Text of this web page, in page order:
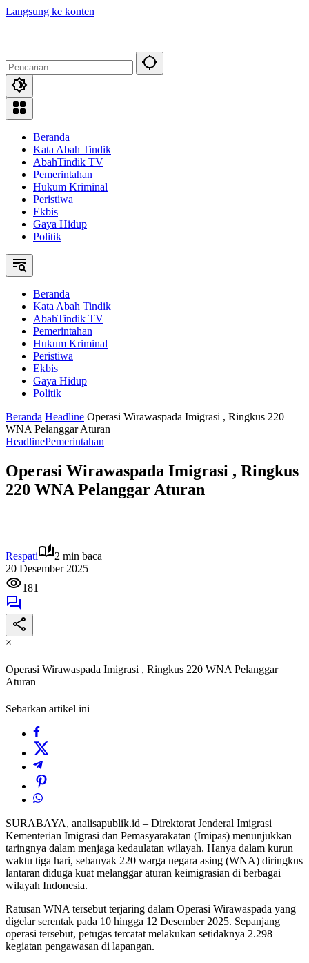
Langsung ke konten
Beranda
Kata Abah Tindik
AbahTindik TV
Pemerintahan
Hukum Kriminal
Peristiwa
Ekbis
Gaya Hidup
Politik
Beranda
Kata Abah Tindik
AbahTindik TV
Pemerintahan
Hukum Kriminal
Peristiwa
Ekbis
Gaya Hidup
Politik
Beranda Headline Operasi Wirawaspada Imigrasi , Ringkus 220
WNA Pelanggar Aturan
HeadlinePemerintahan
Operasi Wirawaspada Imigrasi , Ringkus
220 WNA Pelanggar Aturan
Respati
2 min baca
20 Desember 2025
181
×
Operasi Wirawaspada Imigrasi , Ringkus 220 WNA Pelanggar
Aturan
Sebarkan artikel ini
SURABAYA, analisapublik.id – Direktorat Jenderal Imigrasi
Kementerian Imigrasi dan Pemasyarakatan (Imipas) menunjukkan
taringnya dalam menjaga kedaulatan wilayah. Hanya dalam kurun
waktu tiga hari, sebanyak 220 warga negara asing (WNA) diringkus
lantaran diduga kuat melanggar aturan keimigrasian di berbagai
wilayah Indonesia.
Ratusan WNA tersebut terjaring dalam Operasi Wirawaspada yang
digelar serentak pada 10 hingga 12 Desember 2025. Sepanjang
operasi tersebut, petugas tercatat melakukan setidaknya 2.298
kegiatan pengawasan di lapangan.